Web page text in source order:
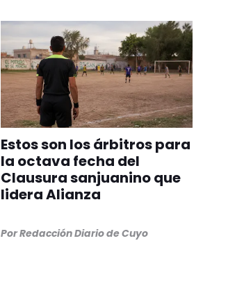
Estos son los árbitros para
la octava fecha del
Clausura sanjuanino que
lidera Alianza
PorRedacción Diario de Cuyo